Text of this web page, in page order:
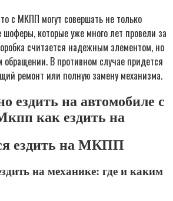
с МКПП могут совершать не только
которые уже много лет провели за
считается надежным элементом, но
обращении. В противном случае придется
ремонт или полную замену механизма.
ездить на автомобиле с
как ездить на
ездить на МКПП
на механике: где и каким